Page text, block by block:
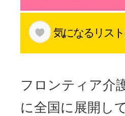
気になるリス
フロンティア介
に全国に展開し